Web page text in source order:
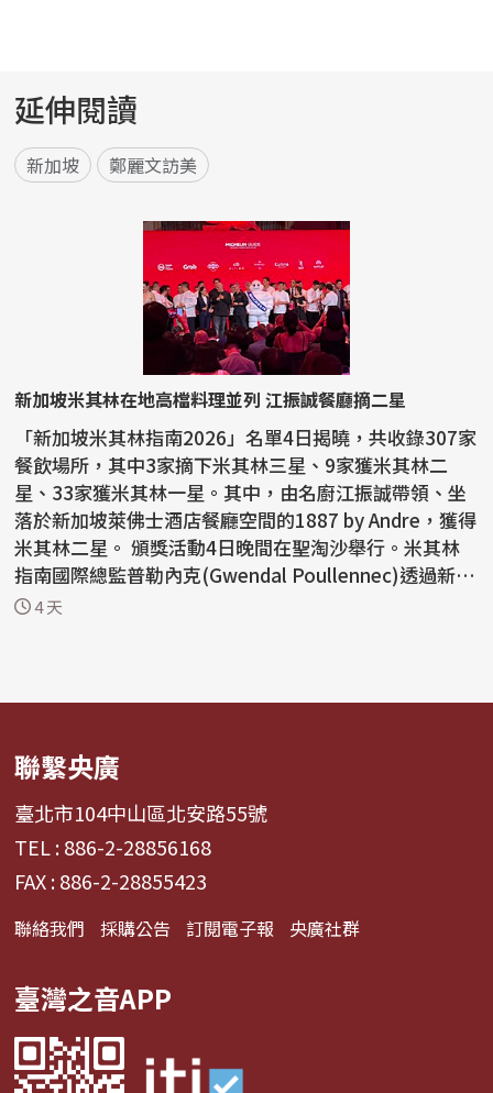
延伸閱讀
新加坡 鄭麗文訪美
新加坡米其林在地高檔料理並列 江振誠餐廳摘二星
「新加坡米其林指南2026」名單4日揭曉，共收錄307家
餐飲場所，其中3家摘下米其林三星、9家獲米其林二
星、33家獲米其林一星。其中，由名廚江振誠帶領、坐
落於新加坡萊佛士酒店餐廳空間的1887 by Andre，獲得
米其林二星。 頒獎活動4日晚間在聖淘沙舉行。米其林
指南國際總監普勒內克(Gwendal Poullennec)透過新聞
資料表示...
4 天
聯繫央廣
臺北市104中山區北安路55號
TEL : 886-2-28856168
FAX : 886-2-28855423
聯絡我們 採購公告 訂閱電子報 央廣社群
臺灣之音APP